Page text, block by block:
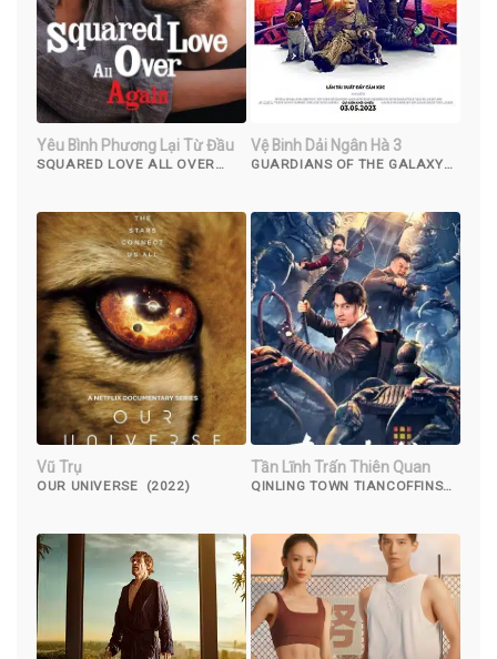
Yêu Bình Phương Lại Từ Đầu
SQUARED LOVE ALL OVER
Vệ Binh Dải Ngân Hà 3
GUARDIANS OF THE GALAXY
Vũ Trụ
OUR UNIVERSE (2022)
Tần Lĩnh Trấn Thiên Quan
QINLING TOWN TIANCOFFINS